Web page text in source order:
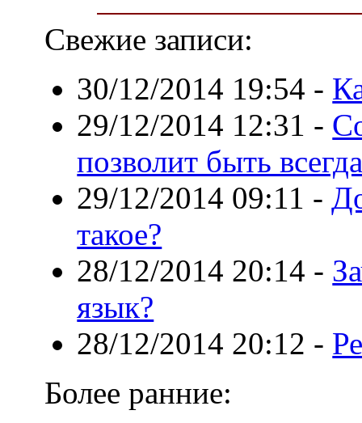
Свежие записи:
30/12/2014 19:54 -
29/12/2014 12:31 -
позволит быть
29/12/2014 09:11 -
такое?
28/12/2014 20:14 -
язык?
28/12/2014 20:12 -
Более ранние: